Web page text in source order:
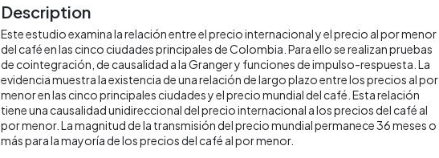
Description
Este estudio examina la relación entre el precio internacional y el precio al por menor
del café en las cinco ciudades principales de Colombia. Para ello se realizan pruebas
de cointegración, de causalidad a la Granger y funciones de impulso-respuesta. La
evidencia muestra la existencia de una relación de largo plazo entre los precios al por
menor en las cinco principales ciudades y el precio mundial del café. Esta relación
tiene una causalidad unidireccional del precio internacional a los precios del café al
por menor. La magnitud de la transmisión del precio mundial permanece 36 meses o
más para la mayoría de los precios del café al por menor.